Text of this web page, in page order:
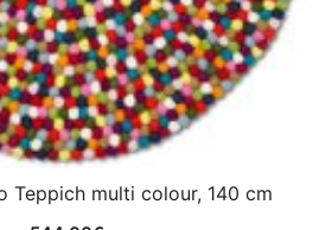
Teppich multi colour, 140 cm